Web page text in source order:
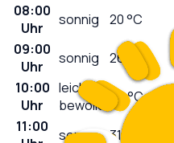
08:00
Uhr
sonnig 20°C
09:00
Uhr
sonnig 26 °C
10:00
Uhr
leicht
bewölkt 29°C
11:00
sonnig 31°C